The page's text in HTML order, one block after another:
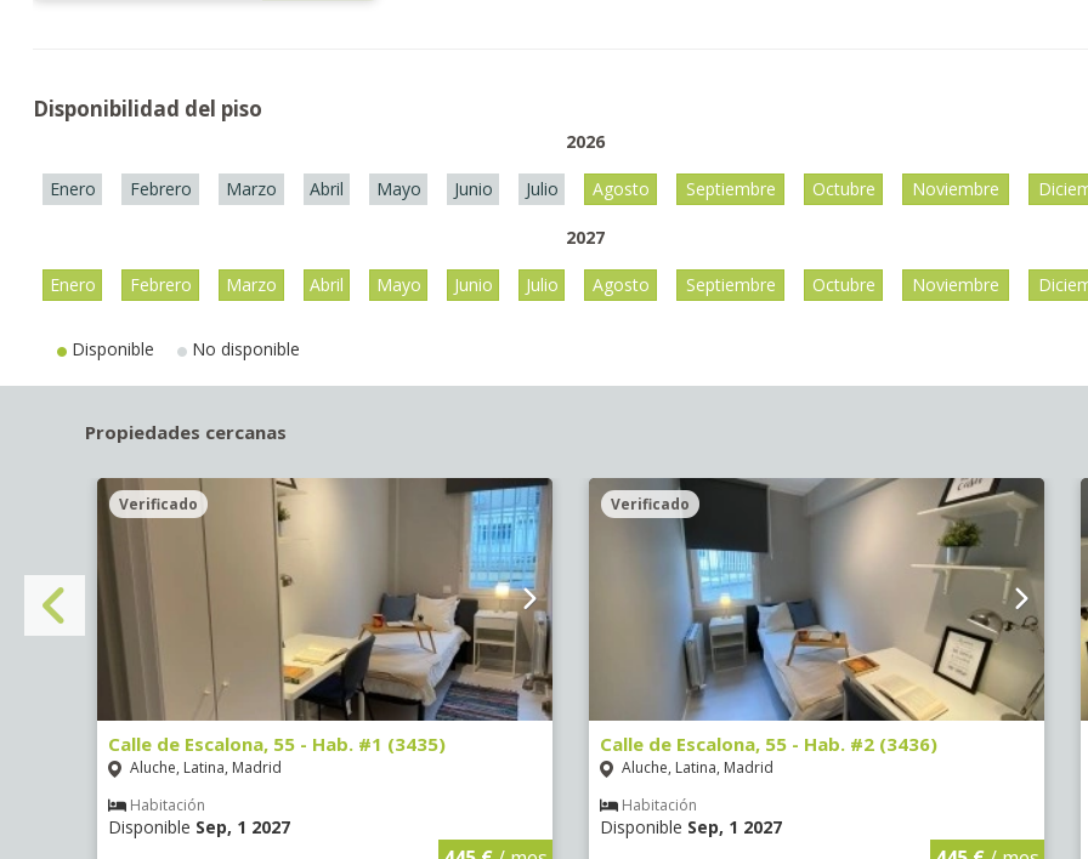
Disponibilidad del piso
2026
Enero Febrero Marzo Abril Mayo Junio Julio Agosto Septiembre Octubre Noviembre
2027
Enero Febrero Marzo Abril Mayo Junio Julio Agosto Septiembre Octubre Noviembre
Disponible No disponible
Propiedades cercanas
Verificado
Calle de Escalona, 55 - Hab. #1 (3435)
Aluche, Latina, Madrid
Habitación
Disponible Sep, 1 2027
Verificado
Calle de Escalona, 55 - Hab. #2 (3436)
Aluche, Latina, Madrid
Habitación
Disponible Sep, 1 2027